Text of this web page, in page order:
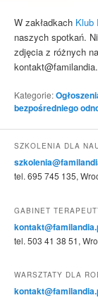
W zakładkach Klub
naszych spotkań.
zdjęcia z różnych
Kategorie:
bezpośredniego
SZKOLENIA DLA
tel. 695 745 135,
GABINET
tel. 503 41 38 51,
WARSZTATY DLA